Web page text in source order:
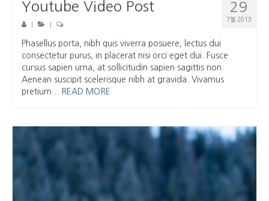
29
7월 2013
Youtube Video Post
Phasellus porta, nibh quis viverra posuere, lectus dui
consectetur purus, in placerat nisi orci eget dui. Fusce
cursus sapien urna, at sollicitudin sapien sagittis non.
Aenean suscipit scelerisque nibh at gravida. Vivamus
pretium...
READ MORE